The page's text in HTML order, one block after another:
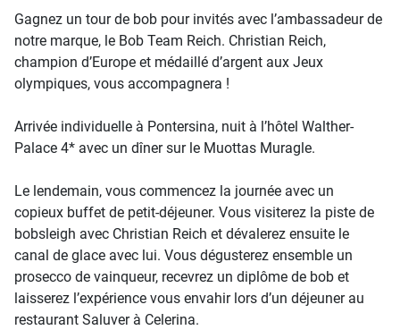
Gagnez un tour de bob pour invités avec l’ambassadeur de
notre marque, le Bob Team Reich. Christian Reich,
champion d’Europe et médaillé d’argent aux Jeux
olympiques, vous accompagnera !
Arrivée individuelle à Pontersina, nuit à l’hôtel Walther-
Palace 4* avec un dîner sur le Muottas Muragle.
Le lendemain, vous commencez la journée avec un
copieux buffet de petit-déjeuner. Vous visiterez la piste de
bobsleigh avec Christian Reich et dévalerez ensuite le
canal de glace avec lui. Vous dégusterez ensemble un
prosecco de vainqueur, recevrez un diplôme de bob et
laisserez l’expérience vous envahir lors d’un déjeuner au
restaurant Saluver à Celerina.